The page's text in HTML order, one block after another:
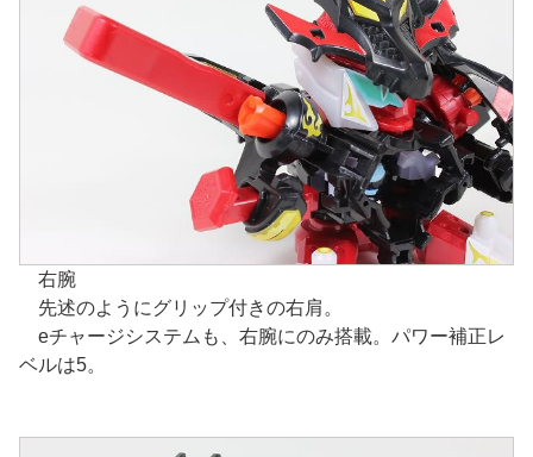
右腕
先述のようにグリップ付きの右肩。
eチャージシステムも、右腕にのみ搭載。パワー補正レ
ベルは5。